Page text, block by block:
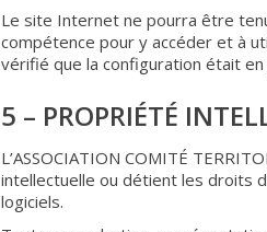
Le site Internet ne pourra être
compétence pour y accéder et à
vérifié que la configuration était
5 – PROPRIÉTÉ
L’ASSOCIATION COMITÉ
intellectuelle ou détient les droits
logiciels.